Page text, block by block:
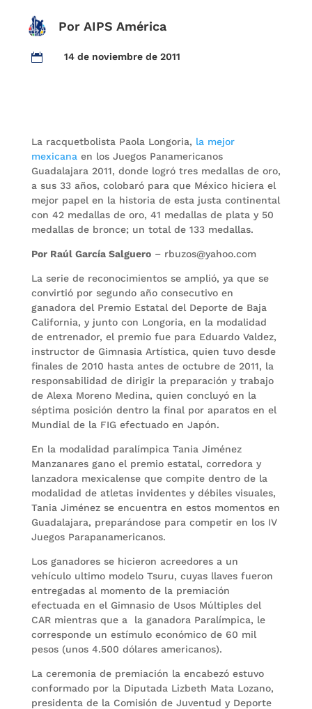
Por AIPS América
 14 de noviembre de 2011
La racquetbolista Paola Longoria, la mejor
mexicana en los Juegos Panamericanos
Guadalajara 2011, donde logró tres medallas de oro,
a sus 33 años, colobaró para que México hiciera el
mejor papel en la historia de esta justa continental
con 42 medallas de oro, 41 medallas de plata y 50
medallas de bronce; un total de 133 medallas.
Por Raúl García Salguero– rbuzos@yahoo.com
La serie de reconocimientos se amplió, ya que se
convirtió por segundo año consecutivo en
ganadora del Premio Estatal del Deporte de Baja
California, y junto con Longoria, en la modalidad
de entrenador, el premio fue para Eduardo Valdez,
instructor de Gimnasia Artística, quien tuvo desde
finales de 2010 hasta antes de octubre de 2011, la
responsabilidad de dirigir la preparación y trabajo
de Alexa Moreno Medina, quien concluyó en la
séptima posición dentro la final por aparatos en el
Mundial de la FIG efectuado en Japón.
En la modalidad paralímpica Tania Jiménez
Manzanares gano el premio estatal, corredora y
lanzadora mexicalense que compite dentro de la
modalidad de atletas invidentes y débiles visuales,
Tania Jiménez se encuentra en estos momentos en
Guadalajara, preparándose para competir en los IV
Juegos Parapanamericanos.
Los ganadores se hicieron acreedores a un
vehículo ultimo modelo Tsuru, cuyas llaves fueron
entregadas al momento de la premiación
efectuada en el Gimnasio de Usos Múltiples del
CAR mientras que a la ganadora Paralímpica, le
corresponde un estímulo económico de 60 mil
pesos (unos 4.500 dólares americanos).
La ceremonia de premiación la encabezó estuvo
conformado por la Diputada Lizbeth Mata Lozano,
presidenta de la Comisión de Juventud y Deporte